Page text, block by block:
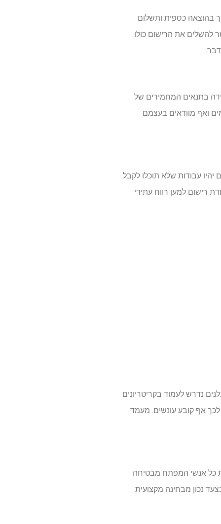
בהוצאה כספית ותשלום
להשלים את הרישום כולו
בתנאים המחמירים של
ואף מוודאים בעצמם
עבודות שלא תוכלו לקבל.
רישום למען רווח עתידי
נדרש לעמוד בקריטריונים
אף קובע עונשים. מעמד
כל אנשי המפתח מבטיחה
נכון מבחינה מקצועית